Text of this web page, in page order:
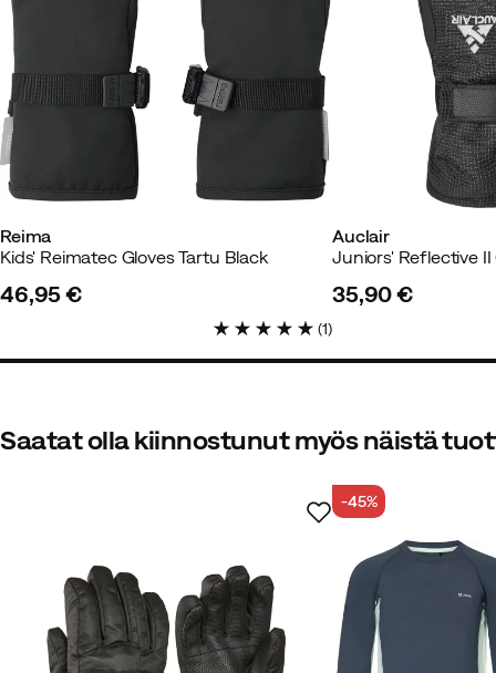
Reima
Kids' Reimatec Gloves Tartu Black
46,95 €
(1)
Auclair
35,90 €
Saatat olla kiinnostunut myös näistä
-45%